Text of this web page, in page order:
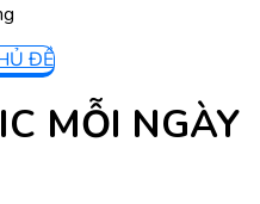
ĐỀ
MỖI NGÀY